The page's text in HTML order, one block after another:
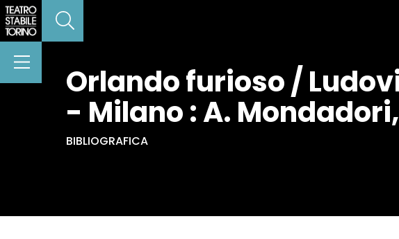
Orlando furioso /
- Milano : A.
BIBLIOGRAFICA